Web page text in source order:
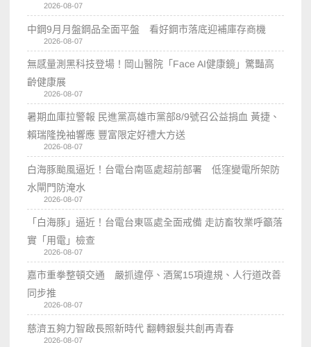
2026-08-07
中鋼9月月盤鋼品全面平盤 看好鋼市落底迎補庫存商機
2026-08-07
無感量測黑科技登場！岡山醫院「Face AI健康鏡」驚豔高
齡健康展
2026-08-07
暑期血庫拉警報 民進黨高雄市黨部8/9號召公益捐血 黃捷、
賴瑞隆挽袖響應 豐富限定好禮大方送
2026-08-07
白海豚颱風逼近！台電台南區處超前部署 低窪變電所架防
水閘門防淹水
2026-08-07
「白海豚」逼近！台電台東區處全面戒備 走訪畜牧業呼籲落
實「用電」檢查
2026-08-07
嘉市重拳整頓交通 嚴抓違停、酒駕15項違規、人行道改善
同步推
2026-08-07
慈濟五夠力智啟長照新時代 翻轉銀髮共創再青春
2026-08-07